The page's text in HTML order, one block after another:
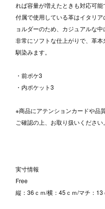
れば容量が増えたときも対応可能
付属で使用している革はイタリ
ョルダーのため、カジュアルな中
非常にソフトな仕上がりで、革
馴染みます。
・前ポケ3
・内ポケット3
※商品にアテンションカードや品
ご確認の上、お取り扱いください。
実寸情報
Free
縦：36ｃｍ/横：45ｃｍ/マチ：